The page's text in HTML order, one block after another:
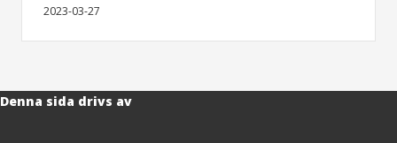
2023-03-27
Denna sida drivs av